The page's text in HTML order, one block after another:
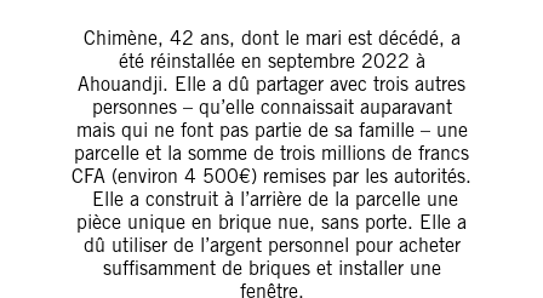
Chimène, 42 ans, dont le mari est décédé, a
été réinstallée en septembre 2022 à
Ahouandji. Elle a dû partager avec trois autres
personnes – qu’elle connaissait auparavant
mais qui ne font pas partie de sa famille – une
parcelle et la somme de trois millions de francs
CFA (environ 4 500€) remises par les autorités.
Elle a construit à l’arrière de la parcelle une
pièce unique en brique nue, sans porte. Elle a
dû utiliser de l’argent personnel pour acheter
suffisamment de briques et installer une
fenêtre.